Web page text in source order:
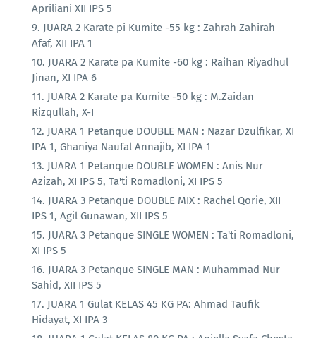
Apriliani XII IPS 5
JUARA 2 Karate pi Kumite -55 kg : Zahrah Zahirah
Afaf, XII IPA 1
JUARA 2 Karate pa Kumite -60 kg : Raihan Riyadhul
Jinan, XI IPA 6
JUARA 2 Karate pa Kumite -50 kg : M.Zaidan
Rizqullah, X-I
JUARA 1 Petanque DOUBLE MAN : Nazar Dzulfikar, XI
IPA 1, Ghaniya Naufal Annajib, XI IPA 1
JUARA 1 Petanque DOUBLE WOMEN : Anis Nur
Azizah, XI IPS 5, Ta'ti Romadloni, XI IPS 5
JUARA 3 Petanque DOUBLE MIX : Rachel Qorie, XII
IPS 1, Agil Gunawan, XII IPS 5
JUARA 3 Petanque SINGLE WOMEN : Ta'ti Romadloni,
XI IPS 5
JUARA 3 Petanque SINGLE MAN : Muhammad Nur
Sahid, XII IPS 5
JUARA 1 Gulat KELAS 45 KG PA: Ahmad Taufik
Hidayat, XI IPA 3